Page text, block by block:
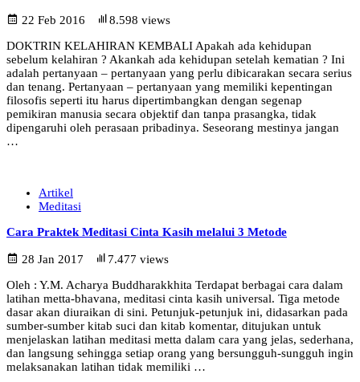
22 Feb 2016
8.598 views
DOKTRIN KELAHIRAN KEMBALI Apakah ada kehidupan
sebelum kelahiran ? Akankah ada kehidupan setelah kematian ? Ini
adalah pertanyaan – pertanyaan yang perlu dibicarakan secara serius
dan tenang. Pertanyaan – pertanyaan yang memiliki kepentingan
filosofis seperti itu harus dipertimbangkan dengan segenap
pemikiran manusia secara objektif dan tanpa prasangka, tidak
dipengaruhi oleh perasaan pribadinya. Seseorang mestinya jangan
…
Artikel
Meditasi
Cara Praktek Meditasi Cinta Kasih melalui 3 Metode
28 Jan 2017
7.477 views
Oleh : Y.M. Acharya Buddharakkhita Terdapat berbagai cara dalam
latihan metta-bhavana, meditasi cinta kasih universal. Tiga metode
dasar akan diuraikan di sini. Petunjuk-petunjuk ini, didasarkan pada
sumber-sumber kitab suci dan kitab komentar, ditujukan untuk
menjelaskan latihan meditasi metta dalam cara yang jelas, sederhana,
dan langsung sehingga setiap orang yang bersungguh-sungguh ingin
melaksanakan latihan tidak memiliki …